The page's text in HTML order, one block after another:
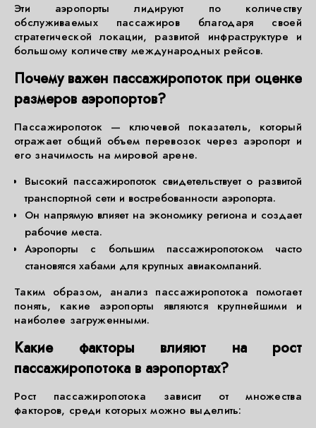
Эти аэропорты лидируют по количеству
обслуживаемых пассажиров благодаря своей
стратегической локации, развитой инфраструктуре и
большому количеству международных рейсов.
Почему важен пассажиропоток при оценке
размеров аэропортов?
Пассажиропоток — ключевой показатель, который
отражает общий объем перевозок через аэропорт и
его значимость на мировой арене.
Высокий пассажиропоток свидетельствует о развитой
транспортной сети и востребованности аэропорта.
Он напрямую влияет на экономику региона и создает
рабочие места.
Аэропорты с большим пассажиропотоком часто
становятся хабами для крупных авиакомпаний.
Таким образом, анализ пассажиропотока помогает
понять, какие аэропорты являются крупнейшими и
наиболее загруженными.
Какие факторы влияют на рост
пассажиропотока в аэропортах?
Рост пассажиропотока зависит от множества
факторов, среди которых можно выделить: